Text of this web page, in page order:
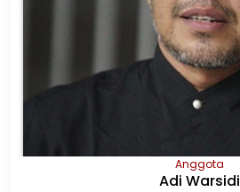
Anggota
Adi Warsidi